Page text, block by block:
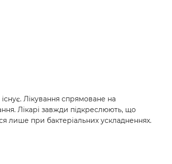
Лікування спрямоване на
Лікарі завжди підкреслюють, що
лише при бактеріальних ускладненнях.